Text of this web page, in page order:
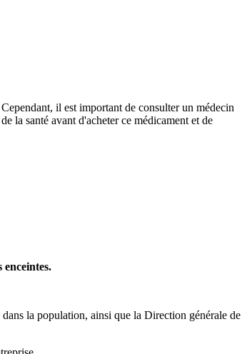
il est important de consulter un médecin
la santé avant d'acheter ce médicament et de
la population, ainsi que la Direction générale de